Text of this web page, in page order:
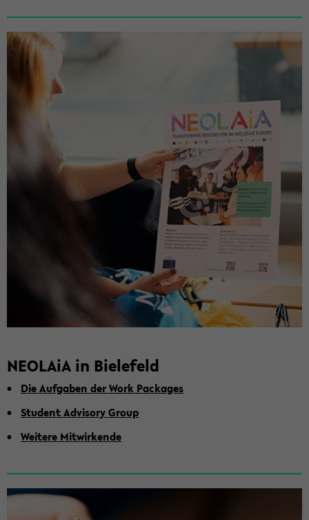
NEO­LA­iA in Bie­le­feld
Die Auf­ga­ben der Work Pack­a­ges
Stu­dent Ad­vi­so­ry Group
Wei­te­re Mit­wir­ken­de